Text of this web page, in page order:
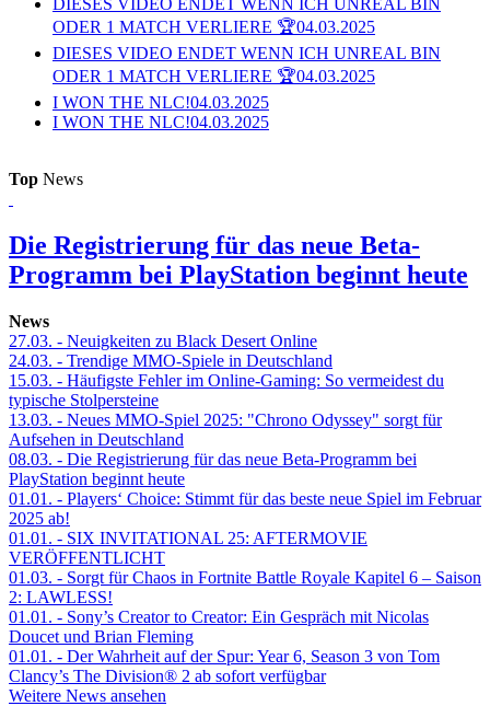
ODER 1 MATCH VERLIERE 🏆04.03.2025
DIESES VIDEO ENDET WENN ICH UNREAL BIN
ODER 1 MATCH VERLIERE 🏆04.03.2025
I WON THE NLC!04.03.2025
I WON THE NLC!04.03.2025
Top News
Die Registrierung für das neue Beta-
Programm bei PlayStation beginnt heute
News
27.03. - Neuigkeiten zu Black Desert Online
24.03. - Trendige MMO-Spiele in Deutschland
15.03. - Häufigste Fehler im Online-Gaming: So vermeidest du
typische Stolpersteine
13.03. - Neues MMO-Spiel 2025: "Chrono Odyssey" sorgt für
Aufsehen in Deutschland
08.03. - Die Registrierung für das neue Beta-Programm bei
PlayStation beginnt heute
01.01. - Players‘ Choice: Stimmt für das beste neue Spiel im Februar
2025 ab!
01.01. - SIX INVITATIONAL 25: AFTERMOVIE
VERÖFFENTLICHT
01.03. - Sorgt für Chaos in Fortnite Battle Royale Kapitel 6 – Saison
2: LAWLESS!
01.01. - Sony’s Creator to Creator: Ein Gespräch mit Nicolas
Doucet und Brian Fleming
01.01. - Der Wahrheit auf der Spur: Year 6, Season 3 von Tom
Clancy’s The Division® 2 ab sofort verfügbar
Weitere News ansehen